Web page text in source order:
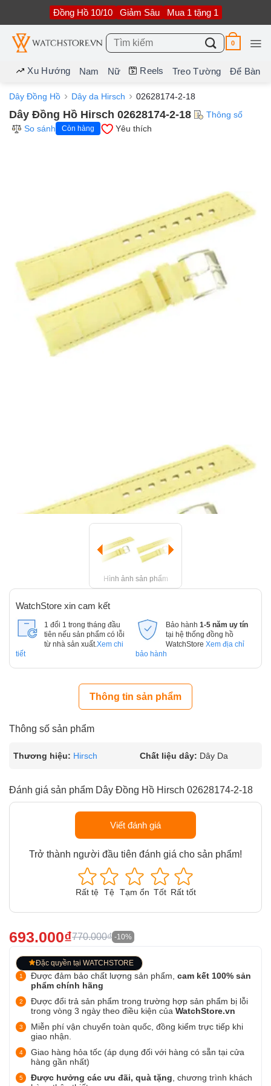
nội
dung
Đồng Hồ 10/10 Giảm Sâu Mua 1 tặng 1
Tìm
kiếm:
0
Xu Hướng Nam Nữ Reels Treo Tường Để Bàn
Dây Đồng Hồ Dây da Hirsch 02628174-2-18
Dây Đồng Hồ Hirsch 02628174-2-18
Thông số
So sánh
Còn hàng Yêu thích
Hình ảnh sản phẩm
WatchStore xin cam kết
1 đổi 1 trong tháng đầu
tiên nếu sản phẩm có lỗi
từ nhà sản xuất. Xem chi
tiết
Bảo hành 1-5 năm uy tín
tại hệ thống đồng hồ
WatchStore Xem địa chỉ
bảo hành
Thông tin sản phẩm
Thông số sản phẩm
Thương hiệu: Hirsch Chất liệu dây: Dây Da
Đánh giá sản phẩm Dây Đồng Hồ Hirsch 02628174-2-18
Viết đánh giá
Trở thành người đầu tiên đánh giá cho sản phẩm!
Rất tệ Tệ Tạm ổn Tốt Rất tốt
693.000₫770.000₫ -10%
Đặc quyền tại WATCHSTORE
Được đảm bảo chất lượng sản phẩm, cam kết 100% sản
phẩm chính hãng
Được đổi trả sản phẩm trong trường hợp sản phẩm bị lỗi
trong vòng 3 ngày theo điều kiện của WatchStore.vn
Miễn phí vận chuyển toàn quốc, đồng kiểm trực tiếp khi
giao nhận.
Giao hàng hỏa tốc (áp dụng đối với hàng có sẵn tại cửa
hàng gần nhất)
Được hưởng các ưu đãi, quà tặng , chương trình khách